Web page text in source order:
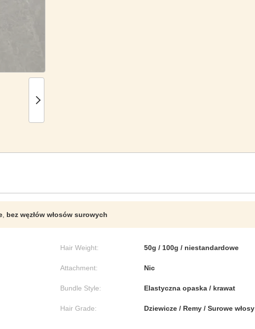
bez węzłów włosów surowych
Hair Weight: 50g / 100g / niestandardowe
Attachment: Nic
Bundle Style: Elastyczna opaska / krawat
Hair Grade: Dziewicze / Remy / Surowe włosy